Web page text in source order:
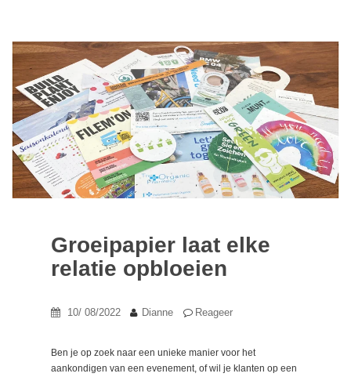
Groeipapier laat elke
relatie opbloeien
10/ 08/2022 Dianne Reageer
Ben je op zoek naar een unieke manier voor het
aankondigen van een evenement, of wil je klanten op een